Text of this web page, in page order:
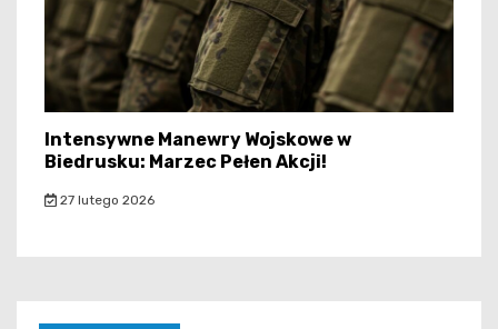
Intensywne Manewry Wojskowe w
Biedrusku: Marzec Pełen Akcji!
27 lutego 2026